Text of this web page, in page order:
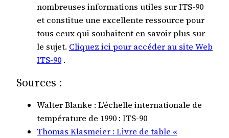
nombreuses informations utiles sur ITS-90
et constitue une excellente ressource pour
tous ceux qui souhaitent en savoir plus sur
le sujet. Cliquez ici pour accéder au site Web
ITS-90 .
Sources :
Walter Blanke : L’échelle internationale de
température de 1990 : ITS-90
Thomas Klasmeier : Livre de table «